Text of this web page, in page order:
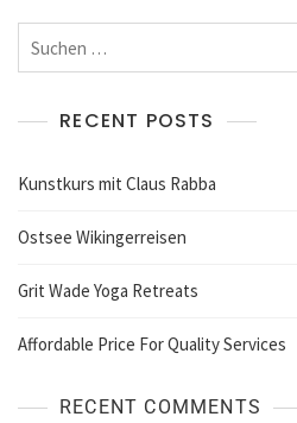
RECENT POSTS
Kunstkurs mit Claus Rabba
Ostsee Wikingerreisen
Grit Wade Yoga Retreats
Affordable Price For Quality Services
RECENT COMMENTS